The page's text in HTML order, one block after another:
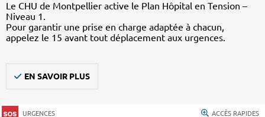
Le CHU de Montpellier active le Plan Hôpital en Tension –
Niveau 1.
Pour garantir une prise en charge adaptée à chacun,
appelez le 15 avant tout déplacement aux urgences.
EN SAVOIR PLUS
URGENCES ACCÈS RAPIDES